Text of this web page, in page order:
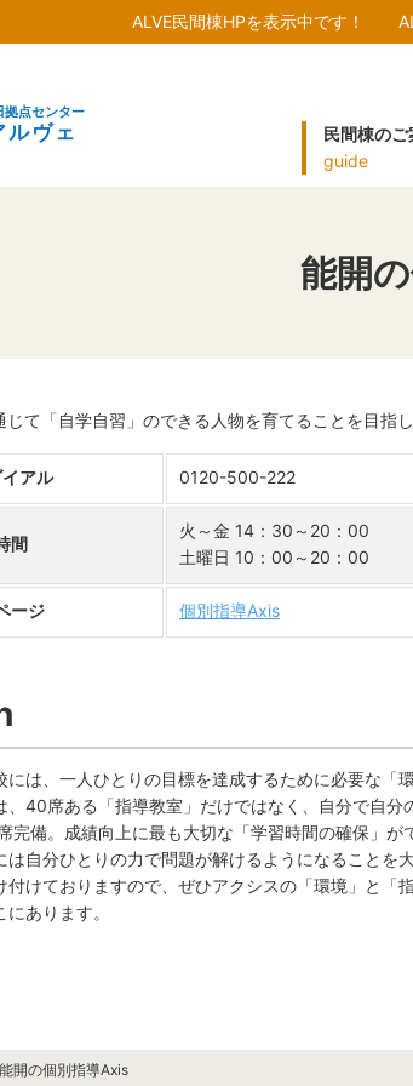
ALVE民間棟HPを表示中です！
拠点センター
ルヴェ
民間棟のご
guide
能開
て「自学自習」のできる人物を育てることを目指し
アル 0120-500-222
間
火～金 14：30～20：00
土曜日 10：00～20：00
ージ 個別指導Axis
は、一人ひとりの目標を達成するために必要な「
、40席ある「指導教室」だけではなく、自分で自
完備。成績向上に最も大切な「学習時間の確保」が
は自分ひとりの力で問題が解けるようになることを
けておりますので、ぜひアクシスの「環境」と「
あります。
能開の個別指導Axis